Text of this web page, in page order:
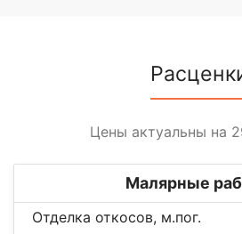
Цены актуальны на
Малярные
Отделка откосов, м.пог.